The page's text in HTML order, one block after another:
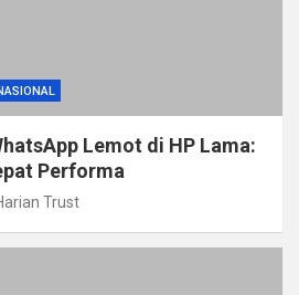
Lemot di HP Lama:
Performa
Trust